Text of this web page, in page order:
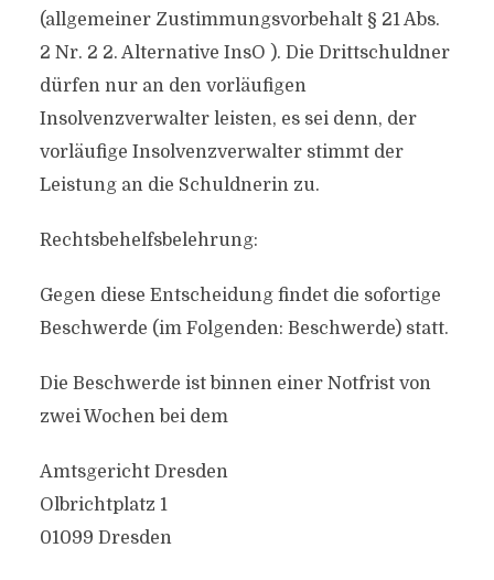
(allgemeiner Zustimmungsvorbehalt § 21 Abs.
2 Nr. 2 2. Alternative InsO ). Die Drittschuldner
dürfen nur an den vorläufigen
Insolvenzverwalter leisten, es sei denn, der
vorläufige Insolvenzverwalter stimmt der
Leistung an die Schuldnerin zu.
Rechtsbehelfsbelehrung:
Gegen diese Entscheidung findet die sofortige
Beschwerde (im Folgenden: Beschwerde) statt.
Die Beschwerde ist binnen einer Notfrist von
zwei Wochen bei dem
Amtsgericht Dresden
Olbrichtplatz 1
01099 Dresden